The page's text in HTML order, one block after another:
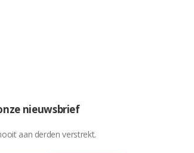
nieuwsbrief
aan derden verstrekt.